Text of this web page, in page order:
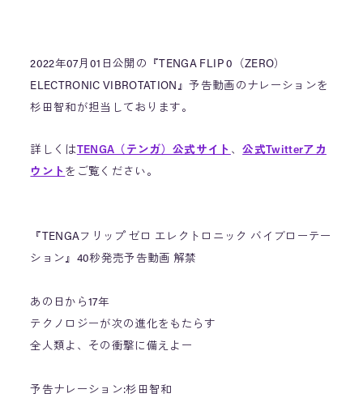
2022年07月01日公開の『TENGA FLIP 0（ZERO）
ELECTRONIC VIBROTATION』予告動画のナレーションを
杉田智和が担当しております。
詳しくは TENGA（テンガ）公式サイト 、公式Twitterアカ
ウント をご覧ください。
『TENGAフリップ ゼロ エレクトロニック バイブローテー
ション』40秒発売予告動画 解禁
あの日から17年
テクノロジーが次の進化をもたらす
全人類よ、その衝撃に備えよー
予告ナレーション:杉田智和